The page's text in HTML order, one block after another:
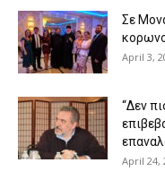
Σε
April 3,
“Δεν
April 24,